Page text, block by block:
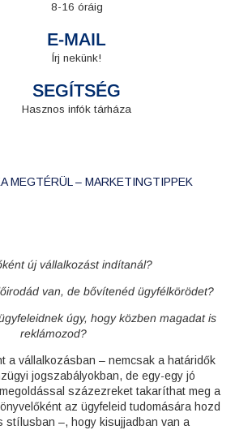
8-16 óráig
E-MAIL
Írj nekünk!
SEGÍTSÉG
Hasznos infók tárháza
MEGTÉRÜL – MARKETINGTIPPEK
új vállalkozást indítanál?
van, de bővítenéd ügyfélkörödet?
úgy, hogy közben magadat is
reklámozod?
a vállalkozásban – nemcsak a határidők
jogszabályokban, de egy-egy jó
százezreket takaríthat meg a
az ügyfeleid tudomására hozd
stílusban –, hogy kisujjadban van a